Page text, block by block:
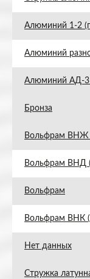
Алюминий 1-2
Алюминий
Алюминий АД-
Бронза
Вольфрам ВНЖ
Вольфрам ВНД
Вольфрам
Вольфрам ВНК
Нет данных
Стружка